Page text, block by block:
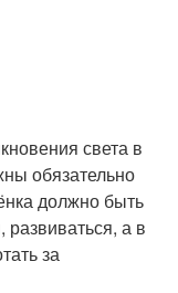
света в
обязательно
должно быть
развиваться, а в
за